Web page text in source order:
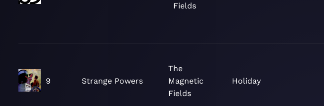
Fields
9 Strange Powers
The
Magnetic
Fields
Holiday